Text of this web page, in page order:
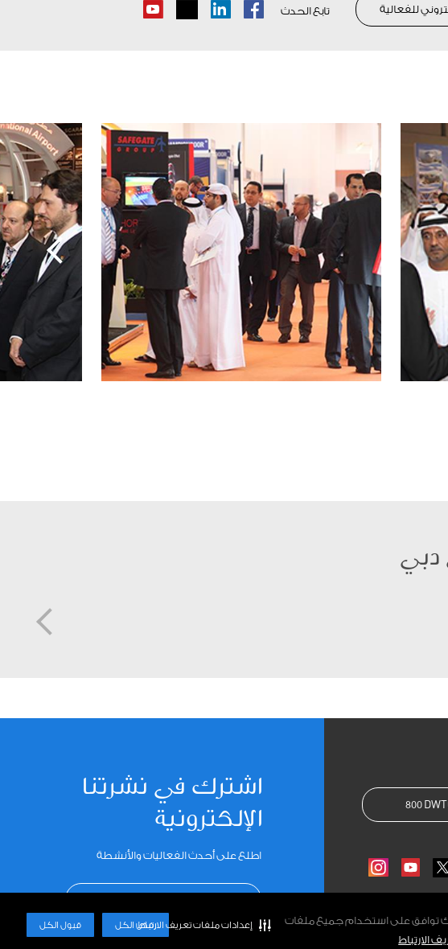
توافق على استخدام جميع ملفات
الارتباط
قبول الكل رفض الكلإعدادات ملفات تعريف الارتباط
للفعالية تابع الحدث Facebook
LinkedIn
Youtube
دبي
800
YOUTUBE
INSTAGRAM
اشترك في نشرتنا
الإلكترونية
اطلع على أحدث الفعاليات والأنشطة